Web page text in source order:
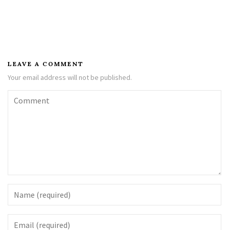
LEAVE A COMMENT
Your email address will not be published.